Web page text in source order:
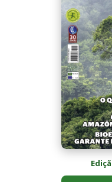
Mais lidas da